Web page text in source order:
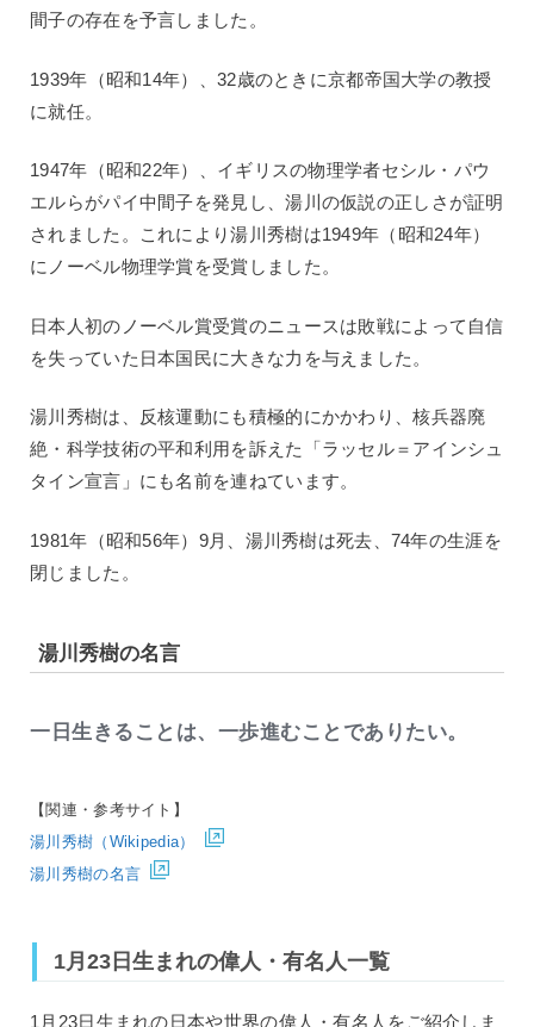
間子の存在を予言しました。
1939年（昭和14年）、32歳のときに京都帝国大学の教授
に就任。
1947年（昭和22年）、イギリスの物理学者セシル・パウ
エルらがパイ中間子を発見し、湯川の仮説の正しさが証明
されました。これにより湯川秀樹は1949年（昭和24年）
にノーベル物理学賞を受賞しました。
日本人初のノーベル賞受賞のニュースは敗戦によって自信
を失っていた日本国民に大きな力を与えました。
湯川秀樹は、反核運動にも積極的にかかわり、核兵器廃
絶・科学技術の平和利用を訴えた「ラッセル＝アインシュ
タイン宣言」にも名前を連ねています。
1981年（昭和56年）9月、湯川秀樹は死去、74年の生涯を
閉じました。
湯川秀樹の名言
一日生きることは、一歩進むことでありたい。
【関連・参考サイト】
湯川秀樹（Wikipedia）
湯川秀樹の名言
1月23日生まれの偉人・有名人一覧
1月23日生まれの日本や世界の偉人・有名人をご紹介しま